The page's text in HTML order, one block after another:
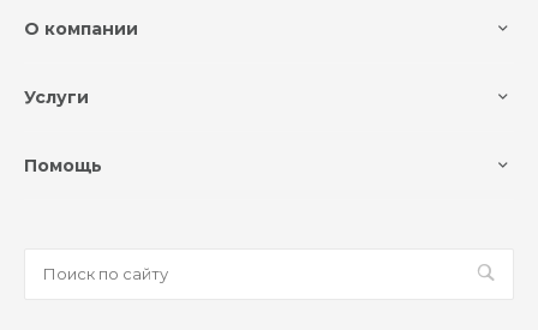
О компании
Услуги
Помощь